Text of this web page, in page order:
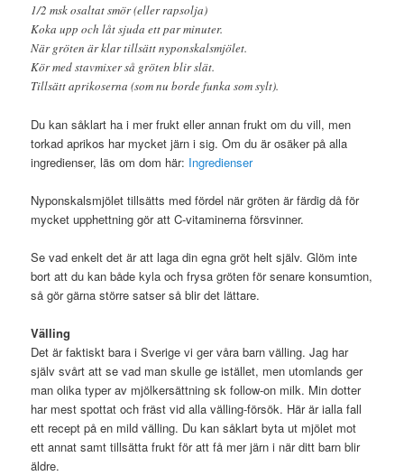
1/2 msk osaltat smör (eller rapsolja)
Koka upp och låt sjuda ett par minuter.
När gröten är klar tillsätt nyponskalsmjölet.
Kör med stavmixer så gröten blir slät.
Tillsätt aprikoserna (som nu borde funka som sylt).
Du kan såklart ha i mer frukt eller annan frukt om du vill, men
torkad aprikos har mycket järn i sig. Om du är osäker på alla
ingredienser, läs om dom här: Ingredienser
Nyponskalsmjölet tillsätts med fördel när gröten är färdig då för
mycket upphettning gör att C-vitaminerna försvinner.
Se vad enkelt det är att laga din egna gröt helt själv. Glöm inte
bort att du kan både kyla och frysa gröten för senare konsumtion,
så gör gärna större satser så blir det lättare.
Välling
Det är faktiskt bara i Sverige vi ger våra barn välling. Jag har
själv svårt att se vad man skulle ge istället, men utomlands ger
man olika typer av mjölkersättning sk follow-on milk. Min dotter
har mest spottat och fräst vid alla välling-försök. Här är ialla fall
ett recept på en mild välling. Du kan såklart byta ut mjölet mot
ett annat samt tillsätta frukt för att få mer järn i när ditt barn blir
äldre.